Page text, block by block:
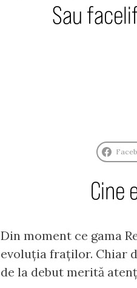
Sau
Cine
Din moment ce gama
evoluția fraților. Chiar
de la debut merită